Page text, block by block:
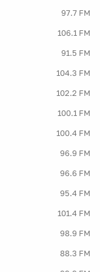
97.7 FM
106.1 FM
91.5 FM
104.3 FM
102.2 FM
100.1 FM
100.4 FM
96.9 FM
96.6 FM
95.4 FM
101.4 FM
98.9 FM
88.3 FM